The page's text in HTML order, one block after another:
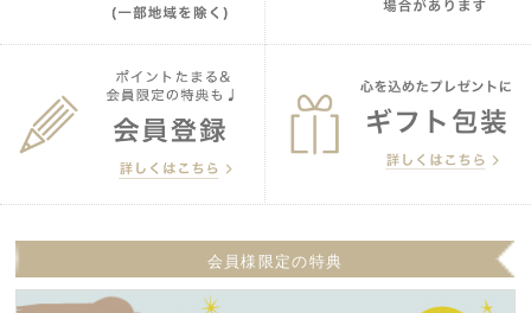
会員様限定の特典